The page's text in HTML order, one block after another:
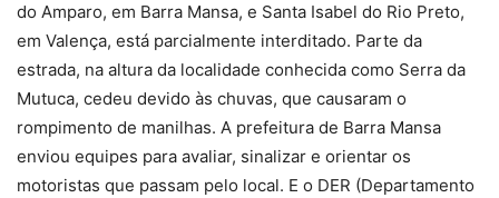
do Amparo, em Barra Mansa, e Santa Isabel do Rio Preto,
em Valença, está parcialmente interditado. Parte da
estrada, na altura da localidade conhecida como Serra da
Mutuca, cedeu devido às chuvas, que causaram o
rompimento de manilhas. A prefeitura de Barra Mansa
enviou equipes para avaliar, sinalizar e orientar os
motoristas que passam pelo local. E o DER (Departamento